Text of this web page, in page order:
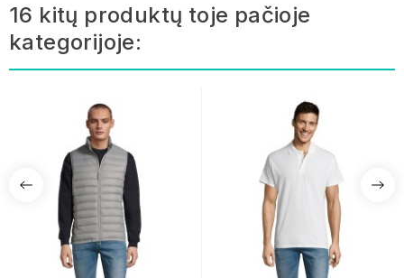
16 kitų produktų toje pačioje
kategorijoje: